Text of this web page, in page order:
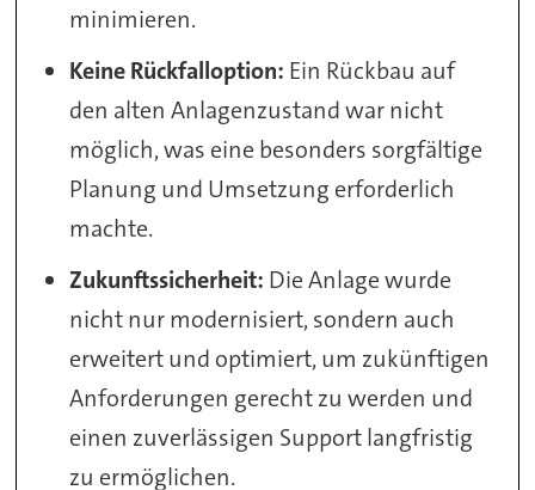
minimieren.
Keine Rückfalloption: Ein Rückbau auf
den alten Anlagenzustand war nicht
möglich, was eine besonders sorgfältige
Planung und Umsetzung erforderlich
machte.
Zukunftssicherheit: Die Anlage wurde
nicht nur modernisiert, sondern auch
erweitert und optimiert, um zukünftigen
Anforderungen gerecht zu werden und
einen zuverlässigen Support langfristig
zu ermöglichen.